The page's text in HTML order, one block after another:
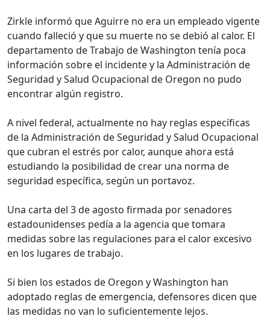
Zirkle informó que Aguirre no era un empleado vigente
cuando falleció y que su muerte no se debió al calor. El
departamento de Trabajo de Washington tenía poca
información sobre el incidente y la Administración de
Seguridad y Salud Ocupacional de Oregon no pudo
encontrar algún registro.
A nivel federal, actualmente no hay reglas específicas
de la Administración de Seguridad y Salud Ocupacional
que cubran el estrés por calor, aunque ahora está
estudiando la posibilidad de crear una norma de
seguridad específica, según un portavoz.
Una carta del 3 de agosto firmada por senadores
estadounidenses pedía a la agencia que tomara
medidas sobre las regulaciones para el calor excesivo
en los lugares de trabajo.
Si bien los estados de Oregon y Washington han
adoptado reglas de emergencia, defensores dicen que
las medidas no van lo suficientemente lejos.